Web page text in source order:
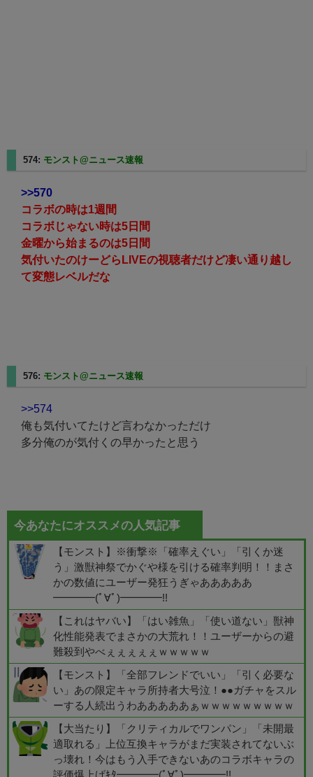
574: モンスト@ニュース速報
>>570
コラボの時は1週間
コラボじゃない時は5日間
金曜から始まるのは5日間
気付いたのけーどらLIVEの視聴者だけど凄い通り越し
て変態レベルだな
576: モンスト@ニュース速報
>>574
俺も気付いてたけど言わなかっただけ
多分俺のが気付くの早かったと思う
今あなたにオススメの人気記事
【モンスト】※衝撃※「確率えぐい」「引くか迷
う」激獣神祭でかぐや様を引ける確率判明！！まさ
かの数値にユーザー発狂うぎゃあああああ
━━━━(ﾟ∀ﾟ)━━━━!!
【これはヤバい】「はい雑魚」「使い道ない」獣神
化性能発表でまさかの大荒れ！！ユーザーからの避
難殺到やべぇぇぇぇぇｗｗｗｗｗ
【モンスト】「全部フレンドでいい」「引く必要な
い」あの限定キャラ所持者大号泣！●●ガチャをスル
ーする人続出うわあああああぁｗｗｗｗｗｗｗｗｗ
【大当たり】「クリティカルでワンパン」「未開最
適取れる」上位互換キャラがまだ実装されてないぶ
っ壊れ！今はもう入手できないあのコラボキャラの
評価爆上げｷﾀ━━━━(ﾟ∀ﾟ)━━━━!!